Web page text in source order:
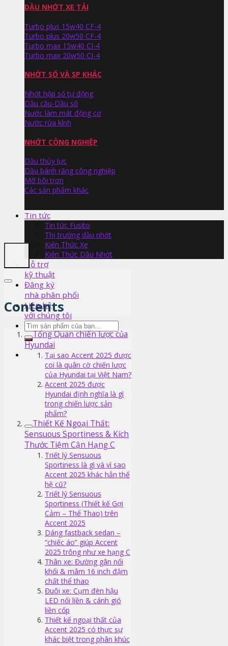
DẦU NHỚT XE TẢI
Turbo plus 15w40 CF-4
Turbo plus 20w50 CF-4
Turbo max 15w40 CI-4
Turbo max 20w50 CI-4
NHỚT SỐ VÀ SP KHÁC
Nhớt hộp số tự động
Dầu cầu-Dầu số
Nước làm mát động cơ
Nước rửa kính
NHỚT CÔNG NGHIỆP
Dầu thủy lực
Dầu bánh răng công nghiệp
Mỡ bôi trơn
Các sản phẩm khác
Tin tức
Tin tức Fusito
Thị trường dầu nhớt
Kiến Thức Xe
Kiến Thức Dầu Nhớt
Hỗ trợ
kỹ thuật
Đăng ký
nhà phân phối
Liên hệ
với chúng tôi
Tìm
kiếm:
Contents
Tổng Quan chiến lược của
Hyundai
Tại sao Accent 2025 được
coi là quân cờ chiến lược
của Hyundai tại Việt Nam?
Accent 2025 được
Hyundai định nghĩa là gì
trong chiến lược sản
phẩm?
Thiết Kế Ngoại Thất:
Sensuous Sportiness & Kích
Thước Tiệm Cận Hạng C
Triết lý Sensuous
Sportiness là gì và vì sao
Accent 2025 khác hẳn thế
hệ cũ?
Triết lý Sensuous
Sportiness (Thiết kế Gợi
Cảm – Thể Thao) trên
Accent 2025
Dáng fastback sedan –
“chiếc áo” giúp Accent
2025 trông như xe hạng C
Thân xe: Đường gân nổi
khối & mâm 16 inch đậm
chất thể thao
Đuôi xe: Cụm đèn hậu
LED nối liền & cánh gió
liền cốp
Thiết kế ngoại thất của
Accent 2025 có thực sự
khác biệt trong phân khúc